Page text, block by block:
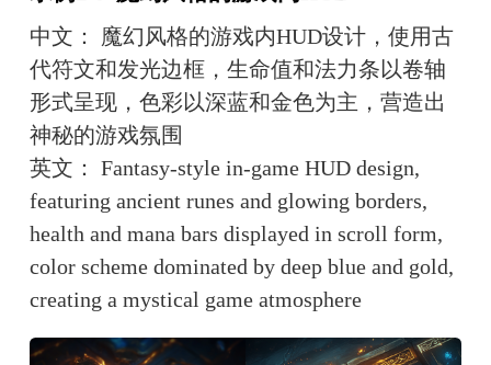
中文： 魔幻风格的游戏内HUD设计，使用古
代符文和发光边框，生命值和法力条以卷轴
形式呈现，色彩以深蓝和金色为主，营造出
神秘的游戏氛围
英文： Fantasy-style in-game HUD design,
featuring ancient runes and glowing borders,
health and mana bars displayed in scroll form,
color scheme dominated by deep blue and gold,
creating a mystical game atmosphere